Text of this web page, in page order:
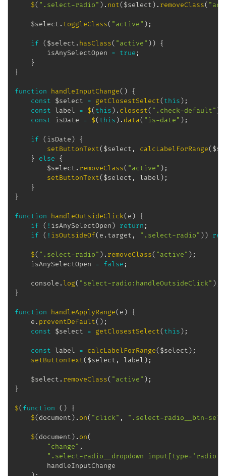
$( ".select-radio" ) . not($select) . removeClass(
    $select
. toggleClass( "active" ) ;
if ($select . hasClass( "active" ))
{
        isAnySelectOpen
= true ;
}
}
function handleInputChange( )
{
const $select = getClosestSelect(this) ;
const label = $(this) . closest( ".check-default" )
const isDate = $(this) . data( "is-date" ) ;
if (isDate)
{
setButtonText($select , calcLabelForRange(
}
else
{
        $select
. removeClass( "active" ) ;
setButtonText($select , label) ;
}
}
function handleOutsideClick(e)
{
if
( ! isAnySelectOpen) return ;
if
( ! isOutsideOf(e . target , ".select-radio" ))
$( ".select-radio" ) . removeClass( "active" ) ;
    isAnySelectOpen
= false ;
    console
. log( "select-radio:handleOutsideClick" )
}
function handleApplyRange(e)
{
    e
. preventDefault( ) ;
const $select = getClosestSelect(this) ;
const label = calcLabelForRange($select) ;
setButtonText($select , label) ;
    $select
. removeClass( "active" ) ;
}
$(function ( )
{
$(document) . on( "click" , ".select-radio__btn-
$(document) . on(
"change" ,
".select-radio__dropdown
        handleInputChange